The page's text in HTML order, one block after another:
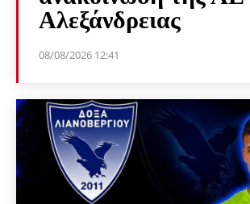
Αλεξάνδρειας
08/08/2026 12:41